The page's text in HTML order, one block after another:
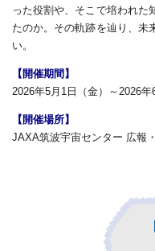
った役割や、そこで培われた
たのか。その軌跡を辿り、未
い。
【開催期間】
2026年5月1日（金）～2026年
【開催場所】
JAXA筑波宇宙センター 広報